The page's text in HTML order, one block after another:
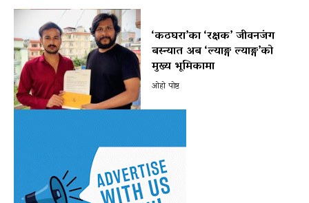
‘कठघरा’का ‘रक्षक’ जीवनजंग
बस्न्यात अब ‘ल्याङ्ग ल्याङ्ग’को
मुख्य भूमिकामा
ओहो पोष्ट